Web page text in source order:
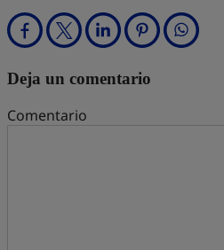
Deja un comentario
Comentario